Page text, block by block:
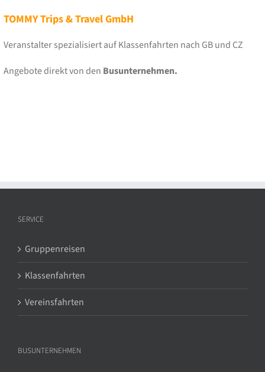
TOMMY Trips & Travel GmbH
Veranstalter spezialisiert auf Klassenfahrten nach GB und CZ
Angebote direkt von den Busunternehmen.
SERVICE
Gruppenreisen
Klassenfahrten
Vereinsfahrten
BUSUNTERNEHMEN